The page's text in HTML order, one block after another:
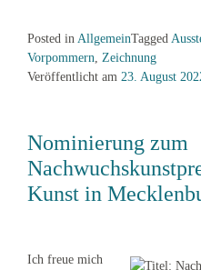
Posted in AllgemeinTagged
Vorpommern
Zeichnung
Veröffentlicht am 23. August
Nominierung zum
Kunst in
Ich freue mich